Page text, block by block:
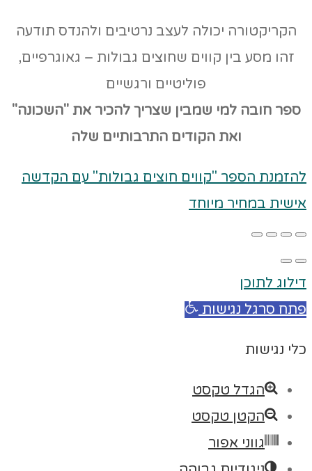
הקריקטורה יכולה לעצב נרטיבים ולהנדס תודעה
זהו מסע בין קווים שחוצים גבולות – גאוגרפיים,
פוליטיים ורגשיים
ספר חובה למי שמבין שצריך להכיר את "השכונה"
ואת הקודים התרבותיים שלה
להזמנת הספר "קווים חוצים גבולות" עם הקדשה
אישית במחיר מיוחד
דילוג לתוכן
פתח סרגל נגישות
כלי נגישות
הגדל טקסט
הקטן טקסט
גווני אפור